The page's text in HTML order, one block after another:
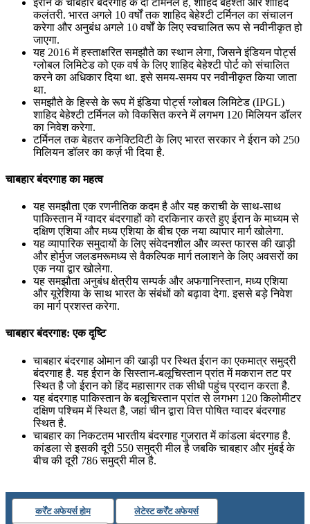
कलंतरी. भारत अगले 10 वर्षों तक शाहिद बेहेश्टी टर्मिनल का संचालन
करेगा और अनुबंध अगले 10 वर्षों के लिए स्वचालित रूप से नवीनीकृत हो
जाएगा.
यह 2016 में हस्ताक्षरित समझौते का स्थान लेगा, जिसने इंडियन पोर्ट्स
ग्लोबल लिमिटेड को एक वर्ष के लिए शाहिद बेहेश्टी पोर्ट को संचालित
करने का अधिकार दिया था. इसे समय-समय पर नवीनीकृत किया जाता
था.
समझौते के हिस्से के रूप में इंडिया पोर्ट्स ग्लोबल लिमिटेड (IPGL)
शाहिद बेहेश्टी टर्मिनल को विकसित करने में लगभग 120 मिलियन डॉलर
का निवेश करेगा.
टर्मिनल तक बेहतर कनेक्टिविटी के लिए भारत सरकार ने ईरान को 250
मिलियन डॉलर का कर्ज़ भी दिया है.
चाबहार बंदरगाह का महत्व
यह समझौता एक रणनीतिक कदम है और यह कराची के साथ-साथ
पाकिस्तान में ग्वादर बंदरगाहों को दरकिनार करते हुए ईरान के माध्यम से
दक्षिण एशिया और मध्य एशिया के बीच एक नया व्यापार मार्ग खोलेगा.
यह व्यापारिक समुदायों के लिए संवेदनशील और व्यस्त फारस की खाड़ी
और होर्मुज जलडमरूमध्य से वैकल्पिक मार्ग तलाशने के लिए अवसरों का
एक नया द्वार खोलेगा.
यह समझौता अनुबंध क्षेत्रीय सम्‍पर्क और अफगानिस्तान, मध्य एशिया
और यूरेशिया के साथ भारत के संबंधों को बढ़ावा देगा. इससे बड़े निवेश
का मार्ग प्रशस्त करेगा.
चाबहार बंदरगाह: एक दृष्टि
चाबहार बंदरगाह ओमान की खाड़ी पर स्थित ईरान का एकमात्र समुद्री
बंदरगाह है. यह ईरान के सिस्तान-बलूचिस्तान प्रांत में मकरान तट पर
स्थित है जो ईरान को हिंद महासागर तक सीधी पहुंच प्रदान करता है.
यह बंदरगाह पाकिस्तान के बलूचिस्तान प्रांत से लगभग 120 किलोमीटर
दक्षिण पश्चिम में स्थित है, जहां चीन द्वारा वित्त पोषित ग्वादर बंदरगाह
स्थित है.
चाबहार का निकटतम भारतीय बंदरगाह गुजरात में कांडला बंदरगाह है.
कांडला से इसकी दूरी 550 समुद्री मील है जबकि चाबहार और मुंबई के
बीच की दूरी 786 समुद्री मील है.
कर्रेंट अफेयर्स होम लेटेस्ट कर्रेंट अफेयर्स